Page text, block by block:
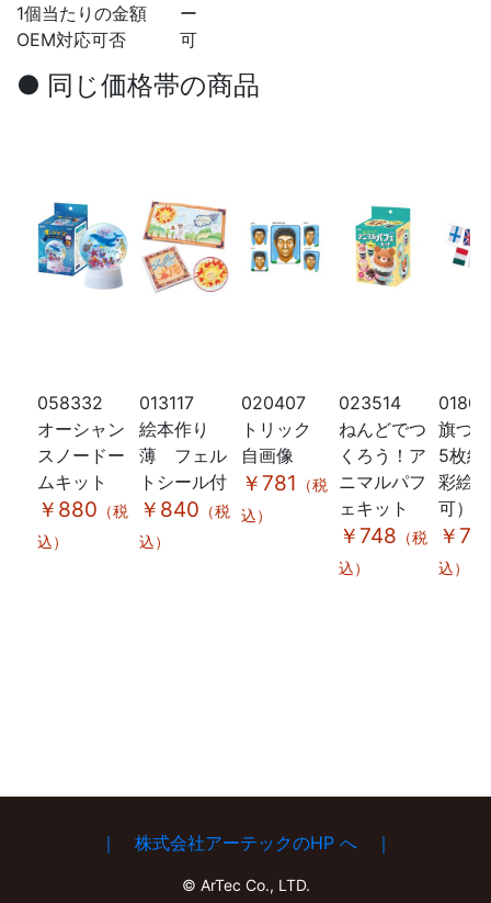
1個当たりの金額
ー
OEM対応可否
可
● 同じ価格帯の商品
058332
オーシャン
スノードー
ムキット
￥880 （税
込）
013117
絵本作り
薄 フェル
トシール付
￥840 （税
込）
020407
トリック
自画像
￥781 （税
込）
023514
ねんどでつ
くろう！ア
ニマルパフ
ェキット
￥748 （税
込）
旗づ
5枚組
彩絵
可）
￥
込）
｜ 株式会社アーテックのHP へ ｜
© ArTec Co., LTD.